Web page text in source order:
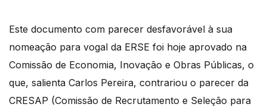
Este documento com parecer desfavorável à sua
nomeação para vogal da ERSE foi hoje aprovado na
Comissão de Economia, Inovação e Obras Públicas, o
que, salienta Carlos Pereira, contrariou o parecer da
CRESAP (Comissão de Recrutamento e Seleção para